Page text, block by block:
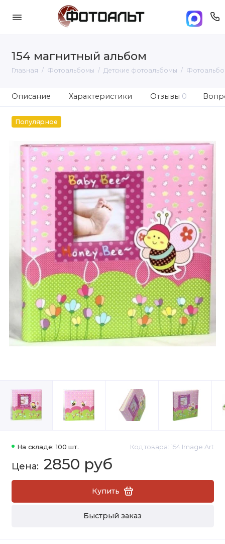
154 магнитный альбом
Главная Фотоальбомы Детские фотоальбомы
Описание Характеристики Отзывы 0
Популярное
На складе: 100 шт. Код товара: 154 Image Art
2850 руб
Купить
Быстрый заказ